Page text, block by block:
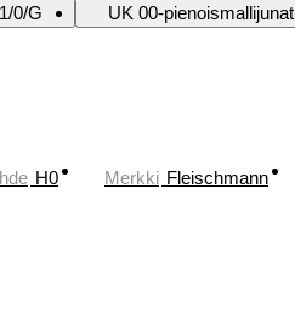
0/G UK 00-pienoismallijunat
H0 Merkki Fleischmann